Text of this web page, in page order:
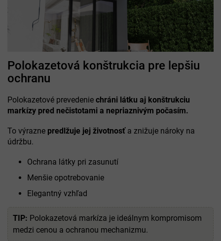
Polokazetová konštrukcia pre lepšiu
ochranu
Polokazetové prevedenie chráni látku aj konštrukciu
markízy pred nečistotami a nepriaznivým počasím.
To výrazne predlžuje jej životnosťa znižuje nároky na
údržbu.
Ochrana látky pri zasunutí
Menšie opotrebovanie
Elegantný vzhľad
TIP: Polokazetová markíza je ideálnym kompromisom
medzi cenou a ochranou mechanizmu.